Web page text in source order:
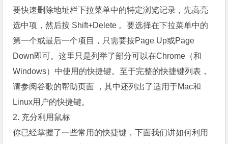
要快速删除地址栏下拉菜单中的特定浏览记录，先高亮
选中项，然后按 Shift+Delete 。要选择在下拉菜单中的
第一个或最后一个项目，只需要按Page Up或Page
Down即可。这里只是列举了部分可以在Chrome（和
Windows）中使用的快捷键。至于完整的快捷键列表，
请参阅谷歌的帮助页面 ，其中还列出了适用于Mac和
Linux用户的快捷键。
2. 充分利用鼠标
你已经掌握了一些常用的快捷键，下面我们讲如何利用